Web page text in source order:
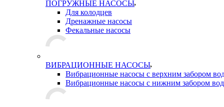
ПОГРУЖНЫЕ НАСОСЫ
Для колодцев
Дренажные насосы
Фекальные насосы
ВИБРАЦИОННЫЕ НАСОСЫ
Вибрационные насосы с верхним забором
Вибрационные насосы с нижним забором